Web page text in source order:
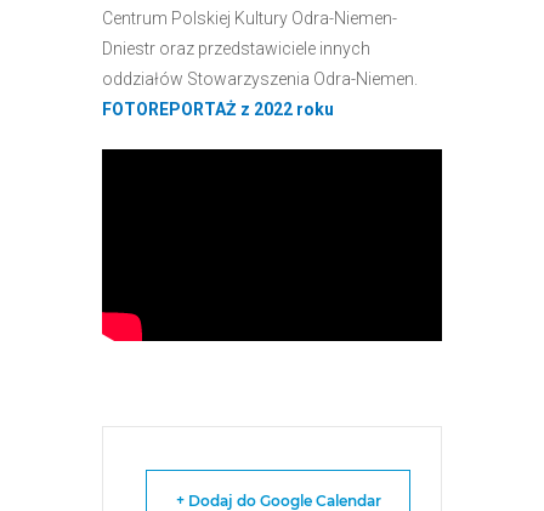
Centrum Polskiej Kultury Odra-Niemen-
Dniestr oraz przedstawiciele innych
oddziałów Stowarzyszenia Odra-Niemen.
FOTOREPORTAŻ z 2022 roku
+ Dodaj do Google Calendar